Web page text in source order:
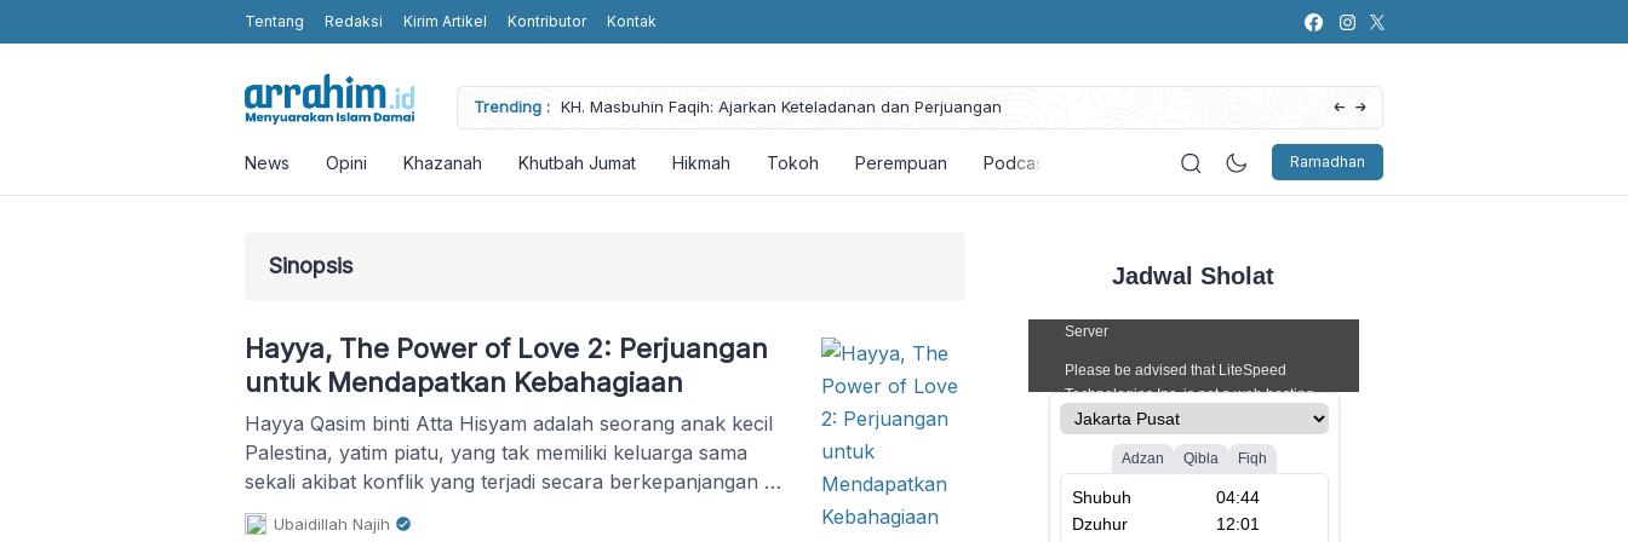
Tentang Redaksi Kirim Artikel Kontributor Kontak
Trending :
Humanity and Religious Values without Religious Attributes in the KH. Masbuhin Faqih: Ajarkan Keteladanan dan Perjuangan Artificial Intelligence (AI): Bagaimana
Ramadhan
News Opini Khazanah Khutbah Jumat Hikmah Tokoh Perempuan Podcast
Sinopsis
Hayya, The Power of Love 2: Perjuangan
untuk Mendapatkan Kebahagiaan
Hayya Qasim binti Atta Hisyam adalah seorang anak kecil
Palestina, yatim piatu, yang tak memiliki keluarga sama
sekali akibat konflik yang terjadi secara berkepanjangan di
sana. Ia berjuang untuk mencari kebahagiaannya
Ubaidillah Najih
Jadwal Sholat